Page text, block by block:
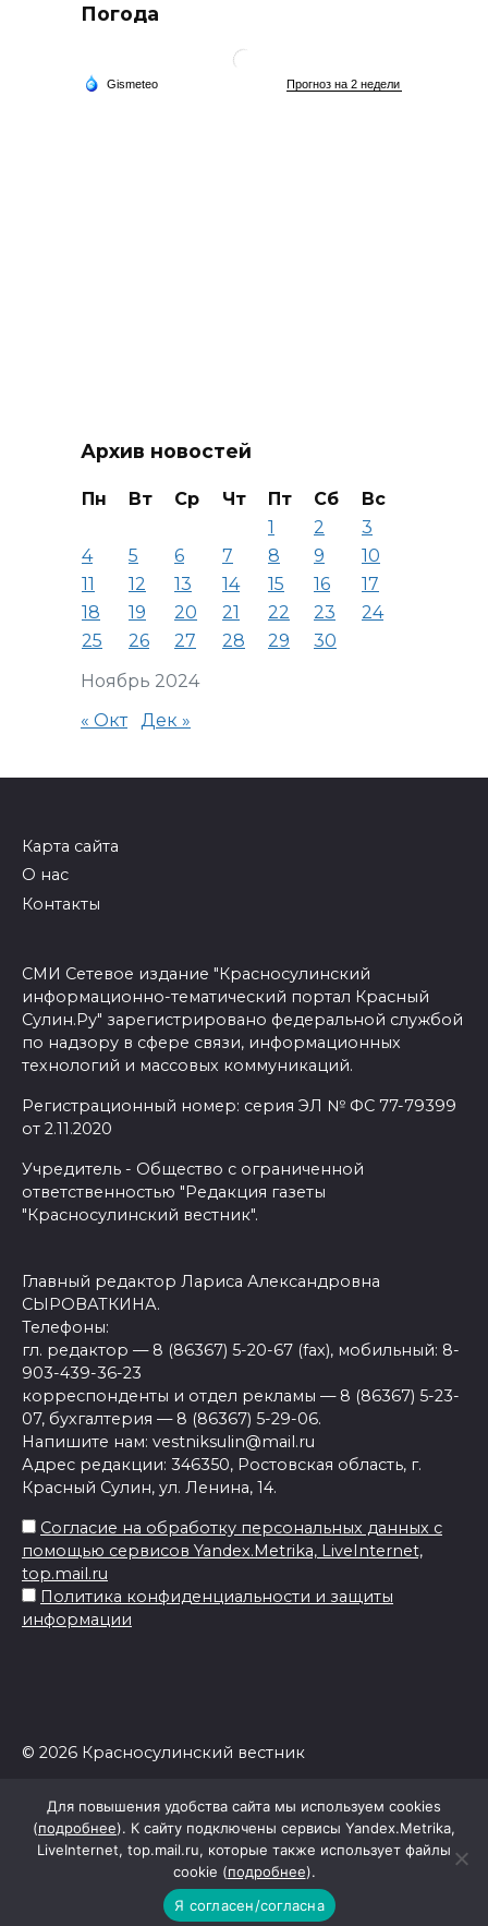
Погода
Архив новостей
Ноябрь 2024
Пн Вт Ср Чт Пт Сб
Вс
1
2
3
4
5 6 7 8 9
10
11
12 13 14 15 16
17
18
19 20 21 22 23
24
25
26 27 28 29 30
« Окт Дек »
Карта сайта
О нас
Контакты
СМИ Сетевое издание "Красносулинский
информационно-тематический портал Красный
Сулин.Ру" зарегистрировано федеральной службой
по надзору в сфере связи, информационных
технологий и массовых коммуникаций.
Регистрационный номер: серия ЭЛ № ФС 77-79399
от 2.11.2020
Учредитель - Общество с ограниченной
ответственностью "Редакция газеты
"Красносулинский вестник".
Главный редактор Лариса Александровна
СЫРОВАТКИНА.
Телефоны:
гл. редактор — 8 (86367) 5-20-67 (fax), мобильный: 8-
903-439-36-23
корреспонденты и отдел рекламы — 8 (86367) 5-23-
07, бухгалтерия — 8 (86367) 5-29-06.
Напишите нам: vestniksulin@mail.ru
Адрес редакции: 346350, Ростовская область, г.
Красный Сулин, ул. Ленина, 14.
Согласие на обработку персональных данных с
помощью сервисов Yandex.Metrika, LiveInternet,
top.mail.ru
Политика конфиденциальности и защиты
информации
© 2026 Красносулинский вестник
Для повышения удобства сайта мы используем cookies
(подробнее). К сайту подключены сервисы Yandex.Metrika,
LiveInternet, top.mail.ru, которые также использует файлы
cookie (подробнее).
Я согласен/согласна